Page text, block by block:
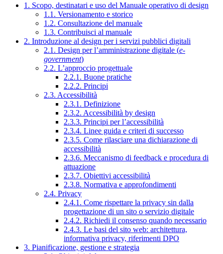
1. Scopo, destinatari e uso del Manuale operativo di design
1.1. Versionamento e storico
1.2. Consultazione del manuale
1.3. Contribuisci al manuale
2. Introduzione al design per i servizi pubblici digitali
2.1. Design per l’amministrazione digitale (e-
government)
2.2. L’approccio progettuale
2.2.1. Buone pratiche
2.2.2. Principi
2.3. Accessibilità
2.3.1. Definizione
2.3.2. Accessibilità by design
2.3.3. Principi per l’accessibilità
2.3.4. Linee guida e criteri di successo
2.3.5. Come rilasciare una dichiarazione di
accessibilità
2.3.6. Meccanismo di feedback e procedura di
attuazione
2.3.7. Obiettivi accessibilità
2.3.8. Normativa e approfondimenti
2.4. Privacy
2.4.1. Come rispettare la privacy sin dalla
progettazione di un sito o servizio digitale
2.4.2. Richiedi il consenso quando necessario
2.4.3. Le basi del sito web: architettura,
informativa privacy, riferimenti DPO
3. Pianificazione, gestione e strategia